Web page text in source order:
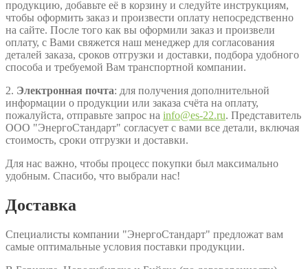
продукцию, добавьте её в корзину и следуйте инструкциям,
чтобы оформить заказ и произвести оплату непосредственно
на сайте. После того как вы оформили заказ и произвели
оплату, с Вами свяжется наш менеджер для согласования
деталей заказа, сроков отгрузки и доставки, подбора удобного
способа и требуемой Вам транспортной компании.
2. Электронная почта: для получения дополнительной
информации о продукции или заказа счёта на оплату,
пожалуйста, отправьте запрос на info@es-22.ru. Представитель
ООО "ЭнергоСтандарт" согласует с вами все детали, включая
стоимость, сроки отгрузки и доставки.
Для нас важно, чтобы процесс покупки был максимально
удобным. Спасибо, что выбрали нас!
Доставка
Специалисты компании "ЭнергоСтандарт" предложат вам
самые оптимальные условия поставки продукции.